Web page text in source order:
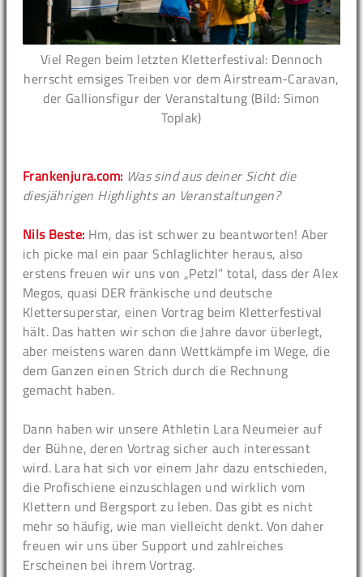
Viel Regen beim letzten Kletterfestival: Dennoch
herrscht emsiges Treiben vor dem Airstream-Caravan,
der Gallionsfigur der Veranstaltung (Bild: Simon
Toplak)
Frankenjura.com: Was sind aus deiner Sicht die
diesjährigen Highlights an Veranstaltungen?
Nils Beste: Hm, das ist schwer zu beantworten! Aber
ich picke mal ein paar Schlaglichter heraus, also
erstens freuen wir uns von „Petzl“ total, dass der Alex
Megos, quasi DER fränkische und deutsche
Klettersuperstar, einen Vortrag beim Kletterfestival
hält. Das hatten wir schon die Jahre davor überlegt,
aber meistens waren dann Wettkämpfe im Wege, die
dem Ganzen einen Strich durch die Rechnung
gemacht haben.
Dann haben wir unsere Athletin Lara Neumeier auf
der Bühne, deren Vortrag sicher auch interessant
wird. Lara hat sich vor einem Jahr dazu entschieden,
die Profischiene einzuschlagen und wirklich vom
Klettern und Bergsport zu leben. Das gibt es nicht
mehr so häufig, wie man vielleicht denkt. Von daher
freuen wir uns über Support und zahlreiches
Erscheinen bei ihrem Vortrag.